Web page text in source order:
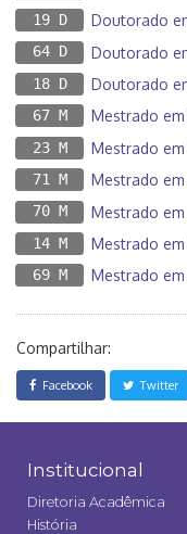
19 D Doutorado
64 D Doutorado
18 D Doutorado
67 M Mestrado
23 M Mestrado
71 M Mestrado
70 M Mestrado
14 M Mestrado
69 M Mestrado
Compartilhar:
Facebook Twitter
Institucional
Diretoria Acadêmica
História